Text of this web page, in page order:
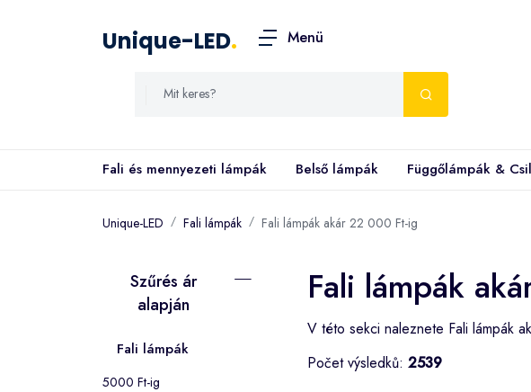
Unique-LED. Menü
Fali és mennyezeti lámpák Belső lámpák Függőlámpák &
Unique-LED Fali lámpák Fali lámpák akár 22 000 Ft-ig
Szűrés ár
alapján
Fali lámpák
5000 Ft-ig
Fali lámpák
V této sekci naleznete Fali lámpák
Počet výsledků: 2539